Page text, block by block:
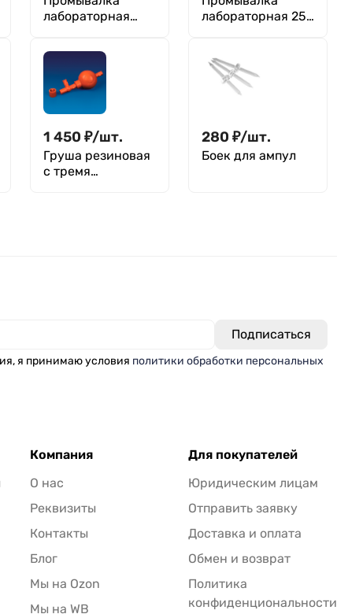
лабораторная
лабораторная 250
1 450 ₽/шт.
Груша резиновая
с тремя
280 ₽/шт.
Боек для ампул
я принимаю условия политики обработки персональных
Компания
О нас
Реквизиты
Контакты
Блог
Мы на Ozon
Мы на WB
Для покупателей
Юридическим лицам
Отправить заявку
Доставка и оплата
Обмен и возврат
Политика
конфиденциональности